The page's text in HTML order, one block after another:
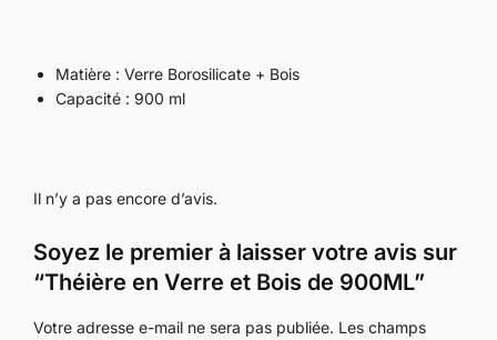
Matière : Verre Borosilicate + Bois
Capacité : 900 ml
Il n’y a pas encore d’avis.
Soyez le premier à laisser votre avis sur
“Théière en Verre et Bois de 900ML”
Votre adresse e-mail ne sera pas publiée. Les champs